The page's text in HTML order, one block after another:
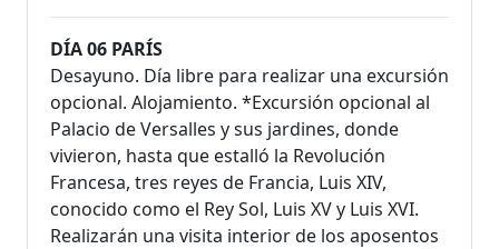
DÍA 06 PARÍS
Desayuno. Día libre para realizar una excursión
opcional. Alojamiento. *Excursión opcional al
Palacio de Versalles y sus jardines, donde
vivieron, hasta que estalló la Revolución
Francesa, tres reyes de Francia, Luis XIV,
conocido como el Rey Sol, Luis XV y Luis XVI.
Realizarán una visita interior de los aposentos